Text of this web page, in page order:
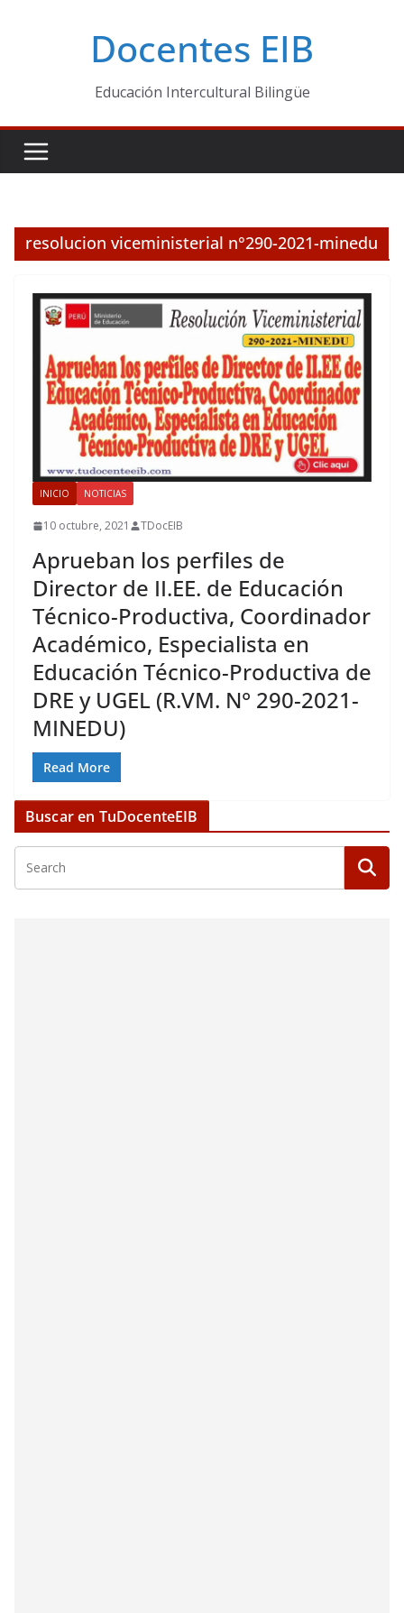
Docentes EIB
Educación Intercultural Bilingüe
resolucion viceministerial n°290-2021-minedu
INICIO NOTICIAS
10 octubre, 2021 TDocEIB
Aprueban los perfiles de
Director de II.EE. de Educación
Técnico-Productiva, Coordinador
Académico, Especialista en
Educación Técnico-Productiva de
DRE y UGEL (R.VM. N° 290-2021-
MINEDU)
Read More
Buscar en TuDocenteEIB